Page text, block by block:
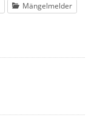
Mängelmelder